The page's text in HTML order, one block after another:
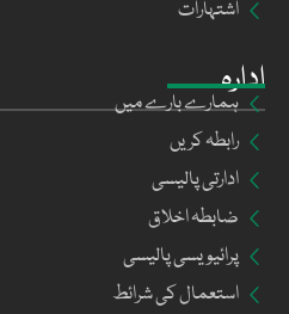
ادارہ
ہمارے بارے میں
رابطہ کریں
ادارتی پالیسی
ضابطہ اخلاق
پرائیویسی پالیسی
استعمال کی شرائط
اشتہارات